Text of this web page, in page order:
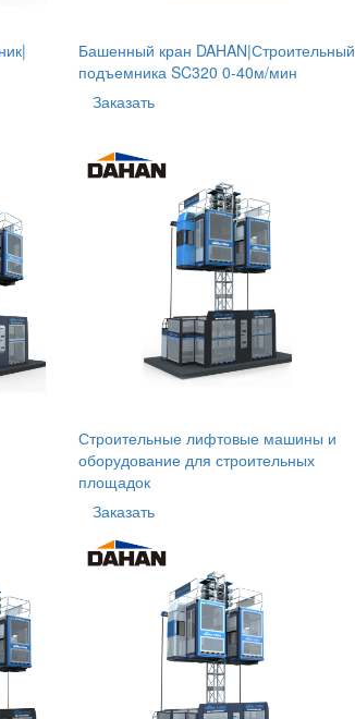
Башенный кран DAHAN|Строительный
подъемника SC320 0-40м/мин
Заказать
Строительные лифтовые машины и
оборудование для строительных
площадок
Заказать